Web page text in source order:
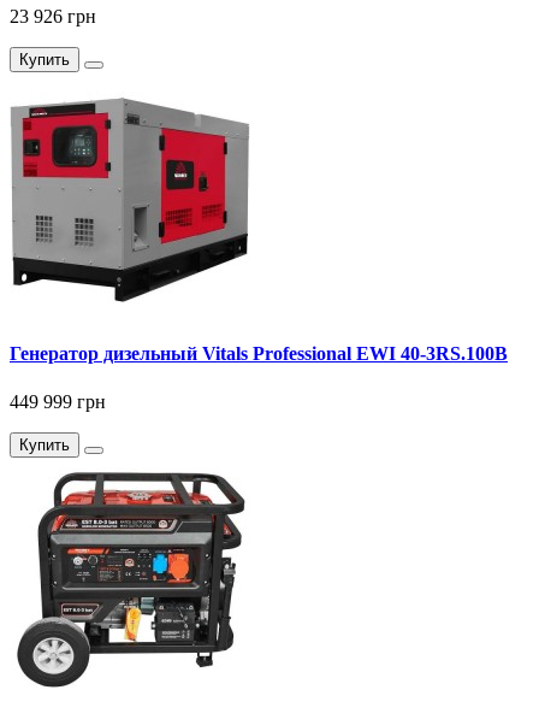
23 926 грн
Купить
Генератор дизельный Vitals Professional EWI 40-3RS.100B
449 999 грн
Купить